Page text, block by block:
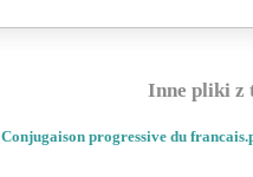
Inne pliki z
Conjugaison progressive du